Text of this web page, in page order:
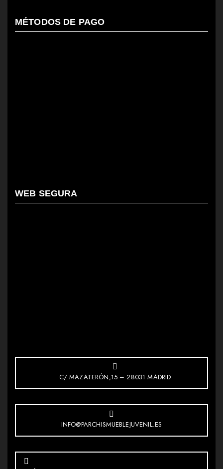
MÉTODOS DE PAGO
WEB SEGURA
C/ MAZATERÓN,15 – 28031 MADRID
INFO@PARCHISMUEBLEJUVENIL.ES